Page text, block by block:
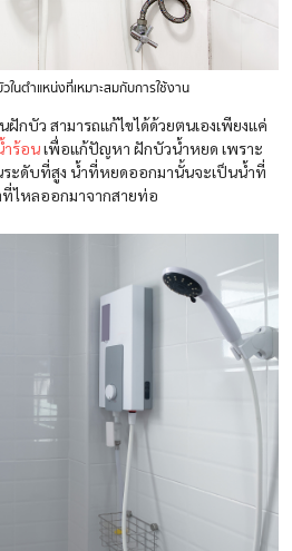
นตำแหน่งที่เหมาะสมกับการใช้งาน
กบัว สามารถแก้ไขได้ด้วยตนเองเพียงแค่
ำร้อนเพื่อแก้ปัญหา ฝักบัวน้ำหยด เพราะ
ะดับที่สูง น้ำที่หยดออกมานั้นจะเป็นน้ำที่
ไหลออกมาจากสายท่อ